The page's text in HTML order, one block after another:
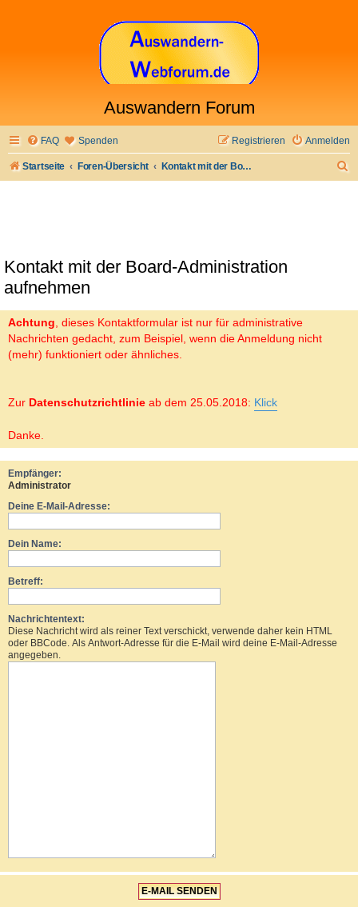
Auswandern Forum
FAQ Spenden Anmelden
Registrieren
Startseite Foren-Übersicht Kontakt mit der Board-Administration aufnehmen
Kontakt mit der Board-Administration
aufnehmen
Achtung , dieses Kontaktformular ist nur für administrative
Nachrichten gedacht, zum Beispiel, wenn die Anmeldung nicht
(mehr) funktioniert oder ähnliches.
Zur Datenschutzrichtlinie ab dem 25.05.2018: Klick
Danke.
Empfänger:
Administrator
Deine E-Mail-Adresse:
Dein Name:
Betreff:
Nachrichtentext:
Diese Nachricht wird als reiner Text verschickt, verwende daher kein HTML
oder BBCode. Als Antwort-Adresse für die E-Mail wird deine E-Mail-Adresse
angegeben.